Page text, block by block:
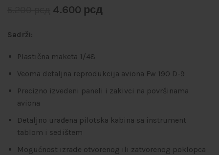
4.600 рсд
Sadrži:
Plastična maketa 1/48
Veoma detaljna reprodukcija aviona Fw 190 D-9
Precizno izvedeni paneli i zakivci na površinama
aviona
Detaljno urađena pilotska kabina sa instrument
tablom i sedištem
Mogućnost izrade otvorenog ili zatvorenog poklopca